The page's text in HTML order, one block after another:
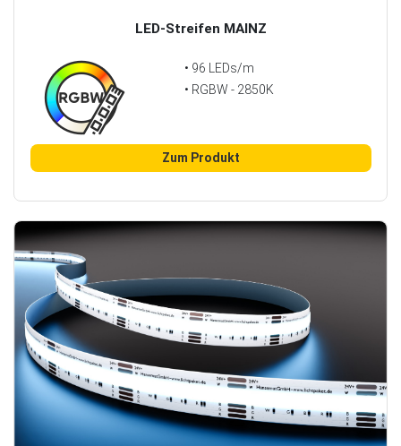
LED-Streifen MAINZ
• 96 LEDs/m
• RGBW - 2850K
Zum Produkt